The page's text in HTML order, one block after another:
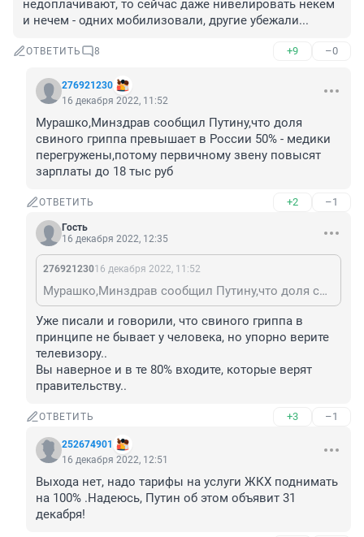
недоплачивают, то сейчас даже нивелировать некем
и нечем - одних мобилизовали, другие убежали...
ОТВЕТИТЬ 8 +9 –0
276921230
16 декабря 2022, 11:52
Мурашко,Минздрав сообщил Путину,что доля
свиного гриппа превышает в России 50% - медики
перегружены,потому первичному звену повысят
зарплаты до 18 тыс руб
ОТВЕТИТЬ +2 –1
Гость
16 декабря 2022, 12:35
27692123016 декабря 2022, 11:52
Мурашко,Минздрав сообщил Путину,что доля свиного гриппа превышает в России 50% - медики перегружены,потому первичному звену повысят зарплаты до 18 тыс руб
Уже писали и говорили, что свиного гриппа в
принципе не бывает у человека, но упорно верите
телевизору..
Вы наверное и в те 80% входите, которые верят
правительству..
ОТВЕТИТЬ +3 –1
252674901
16 декабря 2022, 12:51
Выхода нет, надо тарифы на услуги ЖКХ поднимать
на 100% .Надеюсь, Путин об этом объявит 31
декабря!